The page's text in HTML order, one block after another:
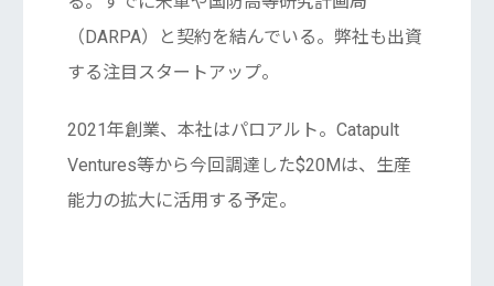
（DARPA）と契約を結んでいる。弊社も出資
する注目スタートアップ。
2021年創業、本社はパロアルト。Catapult
Ventures等から今回調達した$20Mは、生産
能力の拡大に活用する予定。